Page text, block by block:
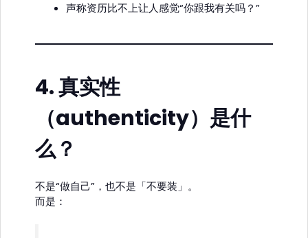
声称资历比不上让人感觉“你跟我有关吗？”
4.真实性
（authenticity）是什
么？
不是“做自己”，也不是「不要装」。
而是：